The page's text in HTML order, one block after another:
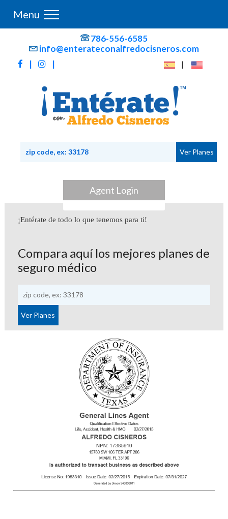
786-556-6585
info@enterateconalfredocisneros.com
|
| |
Agent Login
Menu
¡Entérate de todo lo que tenemos para ti!
Compara aquí los mejores planes de
seguro médico